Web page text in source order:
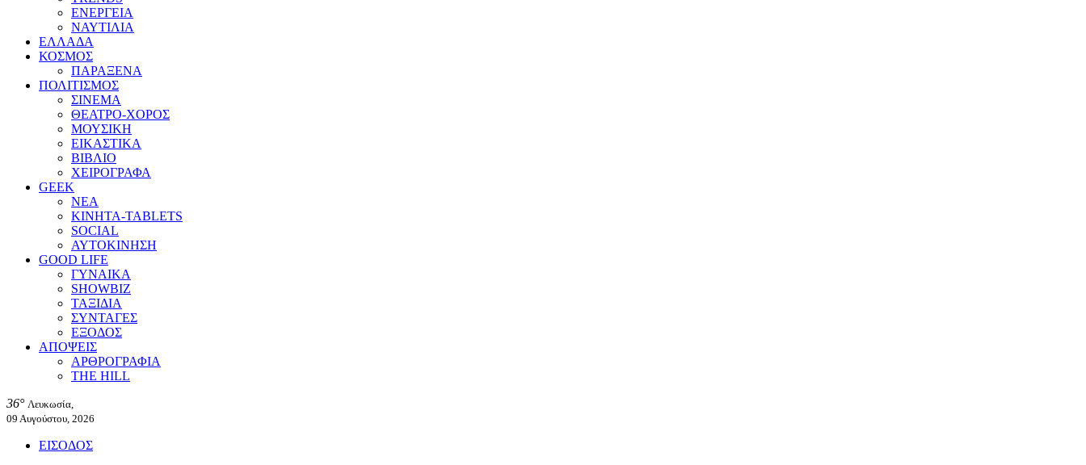
ΕΝΕΡΓΕΙΑ
ΝΑΥΤΙΛΙΑ
ΕΛΛΑΔΑ
ΚΟΣΜΟΣ
ΠΑΡΑΞΕΝΑ
ΠΟΛΙΤΙΣΜΟΣ
ΣΙΝΕΜΑ
ΘΕΑΤΡΟ-ΧΟΡΟΣ
ΜΟΥΣΙΚΗ
ΕΙΚΑΣΤΙΚΑ
ΒΙΒΛΙΟ
ΧΕΙΡΟΓΡΑΦΑ
GEEK
ΝΕΑ
ΚΙΝΗΤΑ-TABLETS
SOCIAL
ΑΥΤΟΚΙΝΗΣΗ
GOOD LIFE
ΓΥΝΑΙΚΑ
SHOWBIZ
ΤΑΞΙΔΙΑ
ΣΥΝΤΑΓΕΣ
ΕΞΟΔΟΣ
ΑΠΟΨΕΙΣ
ΑΡΘΡΟΓΡΑΦΙΑ
THE HILL
36° Λευκωσία,
09 Αυγούστου, 2026
ΕΙΣΟΔΟΣ